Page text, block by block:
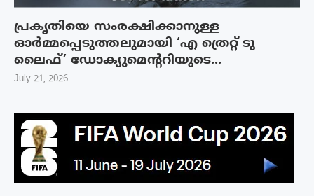
പ്രകൃതിയെ സംരക്ഷിക്കാനുള്ള
ഓർമ്മപ്പെടുത്തലുമായി ‘എ ത്രെറ്റ് ടു
ലൈഫ്’ ഡോക്യുമെന്ററിയുടെ...
July 21, 2026